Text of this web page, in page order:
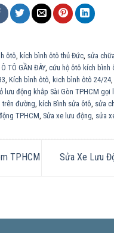
ôtô kích bình ôtô thủ Đức sửa
TÔ GẦN ĐÂY, cứu hộ ôtô kích bình
Kích bình ôtô kich bình ôtô 24/24
lưu động khắp Sài Gòn TPHCM
trên đường kích Bình sửa ôtô sửa
TPHCM Sửa xe lưu động sửa
TPHCM Sửa Xe Lưu